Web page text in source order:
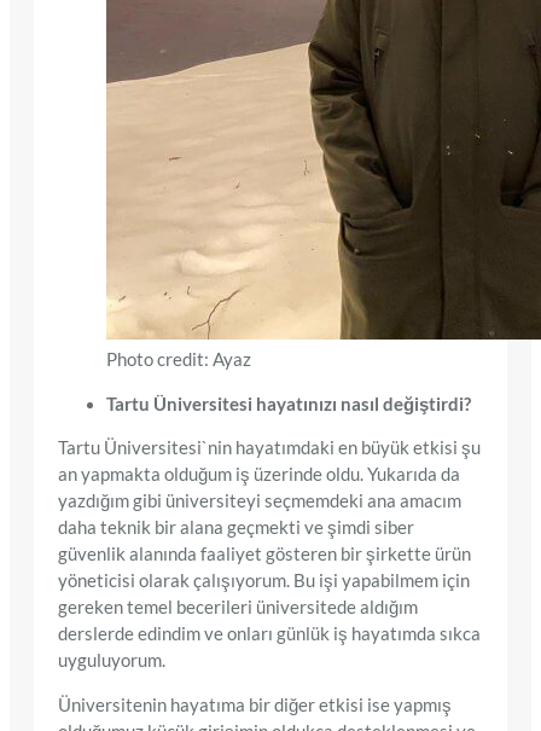
Photo credit: Ayaz
Tartu Üniversitesi hayatınızı nasıl değiştirdi?
Tartu Üniversitesi`nin hayatımdaki en büyük etkisi şu
an yapmakta olduğum iş üzerinde oldu. Yukarıda da
yazdığım gibi üniversiteyi seçmemdeki ana amacım
daha teknik bir alana geçmekti ve şimdi siber
güvenlik alanında faaliyet gösteren bir şirkette ürün
yöneticisi olarak çalışıyorum. Bu işi yapabilmem için
gereken temel becerileri üniversitede aldığım
derslerde edindim ve onları günlük iş hayatımda sıkca
uyguluyorum.
Üniversitenin hayatıma bir diğer etkisi ise yapmış